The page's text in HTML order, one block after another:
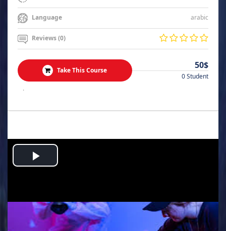
Language arabic
Reviews (0)
Take This Course 50$
0 Student
.
Play